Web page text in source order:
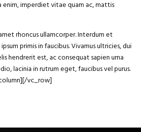
imperdiet vitae quam ac, mattis
rhoncus ullamcorper. Interdum et
primis in faucibus. Vivamus ultricies, dui
hendrerit est, ac consequat sapien urna
lacinia in rutrum eget, faucibus vel purus.
vc_row]